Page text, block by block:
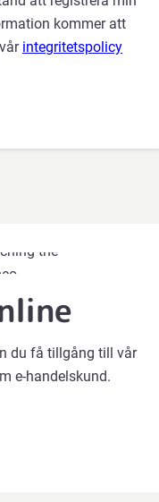
kommer att
integritetspolicy
the
du få tillgång till vår
e-handelskund.